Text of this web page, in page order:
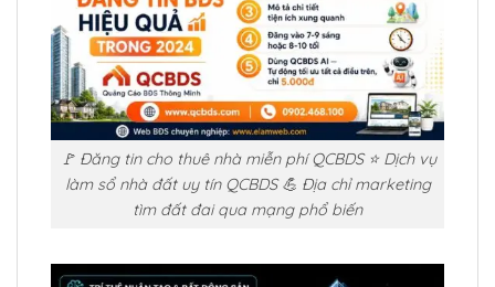
🚩 Đăng tin cho thuê nhà miễn phí QCBDS ⭐ Dịch vụ
làm sổ nhà đất uy tín QCBDS 💪 Địa chỉ marketing
tìm đất đai qua mạng phổ biến